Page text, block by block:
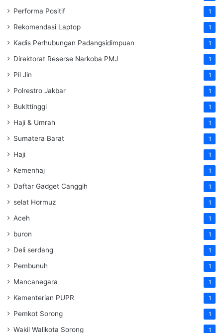
Performa Positif 1
Rekomendasi Laptop 1
Kadis Perhubungan Padangsidimpuan 1
Direktorat Reserse Narkoba PMJ 1
Pil Jin 1
Polrestro Jakbar 1
Bukittinggi 1
Haji & Umrah 1
Sumatera Barat 1
Haji 1
Kemenhaj 1
Daftar Gadget Canggih 1
selat Hormuz 1
Aceh 1
buron 1
Deli serdang 1
Pembunuh 1
Mancanegara 1
Kementerian PUPR 1
Pemkot Sorong 1
Wakil Walikota Sorong 1